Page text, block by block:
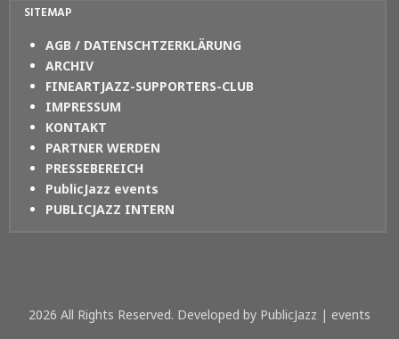
SITEMAP
AGB / DATENSCHTZERKLÄRUNG
ARCHIV
FINEARTJAZZ-SUPPORTERS-CLUB
IMPRESSUM
KONTAKT
PARTNER WERDEN
PRESSEBEREICH
PublicJazz events
PUBLICJAZZ INTERN
2026 All Rights Reserved. Developed by PublicJazz | events